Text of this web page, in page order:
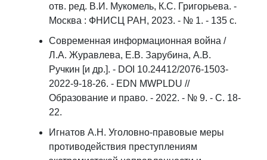
отв. ред. В.И. Мукомель, К.С. Григорьева. -
Москва : ФНИСЦ РАН, 2023. - № 1. - 135 с.
Современная информационная война /
Л.А. Журавлева, Е.В. Зарубина, А.В.
Ручкин [и др.]. - DOI 10.24412/2076-1503-
2022-9-18-26. - EDN MWPLDU //
Образование и право. - 2022. - № 9. - С. 18-
22.
Игнатов А.Н. Уголовно-правовые меры
противодействия преступлениям